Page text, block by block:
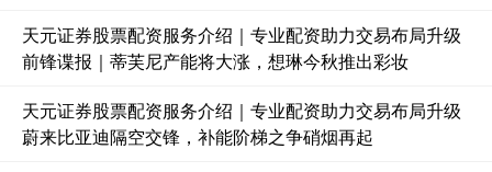
天元证券股票配资服务介绍｜专业配资助力交易布局升级
前锋谍报｜蒂芙尼产能将大涨，想琳今秋推出彩妆
天元证券股票配资服务介绍｜专业配资助力交易布局升级
蔚来比亚迪隔空交锋，补能阶梯之争硝烟再起